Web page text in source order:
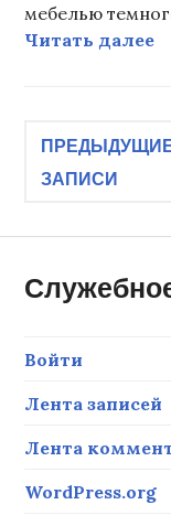
мебелью
Читать далее
ЗАПИСИ
Войти
Лента записей
Лента
WordPress.org